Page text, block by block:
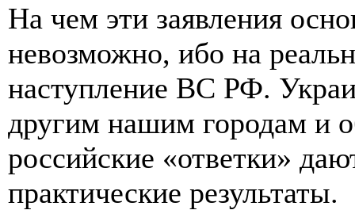
На чем эти заявления
невозможно, ибо на
наступление ВС РФ.
другим нашим городам и
российские «ответки»
практические результаты.